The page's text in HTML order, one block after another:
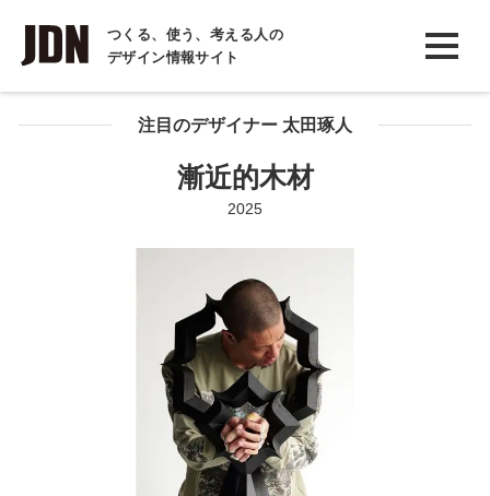
つくる、使う、考える人の
デザイン情報サイト
INTERVIEW
インタビュー
REPORT注目のデザイナー 太田琢人
漸近的木材
2025